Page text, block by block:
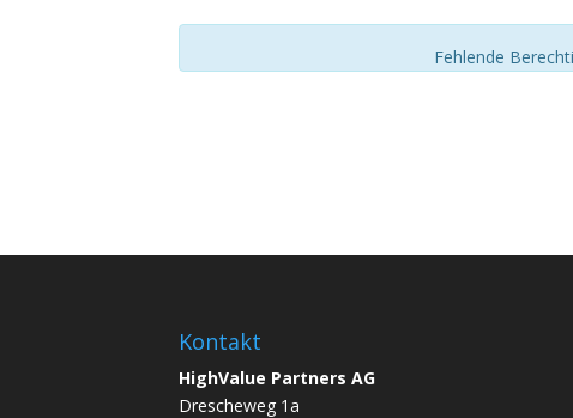
Fehlende
Kontakt
HighValue Partners AG
Drescheweg 1a